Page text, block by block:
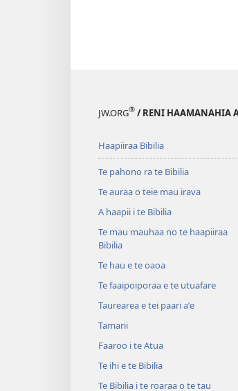
JW.ORG® / RENI HAAMANAHIA
Haapiiraa Bibilia
Te pahono ra te Bibilia
Te auraa o teie mau irava
A haapii i te Bibilia
Te mau mauhaa no te haapiiraa
Bibilia
Te hau e te oaoa
Te faaipoiporaa e te utuafare
Taurearea e tei paari aˈe
Tamarii
Faaroo i te Atua
Te ihi e te Bibilia
Te Bibilia i te roaraa o te tau